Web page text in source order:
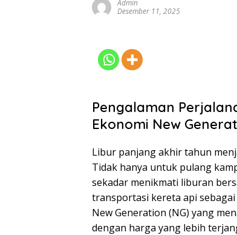
Admin
Desember 11, 2025
Pengalaman
Ekonomi New
Libur panjang akhir tahun
Tidak hanya untuk pulang
sekadar menikmati liburan
transportasi kereta api
New Generation (NG) yang
dengan harga yang lebih